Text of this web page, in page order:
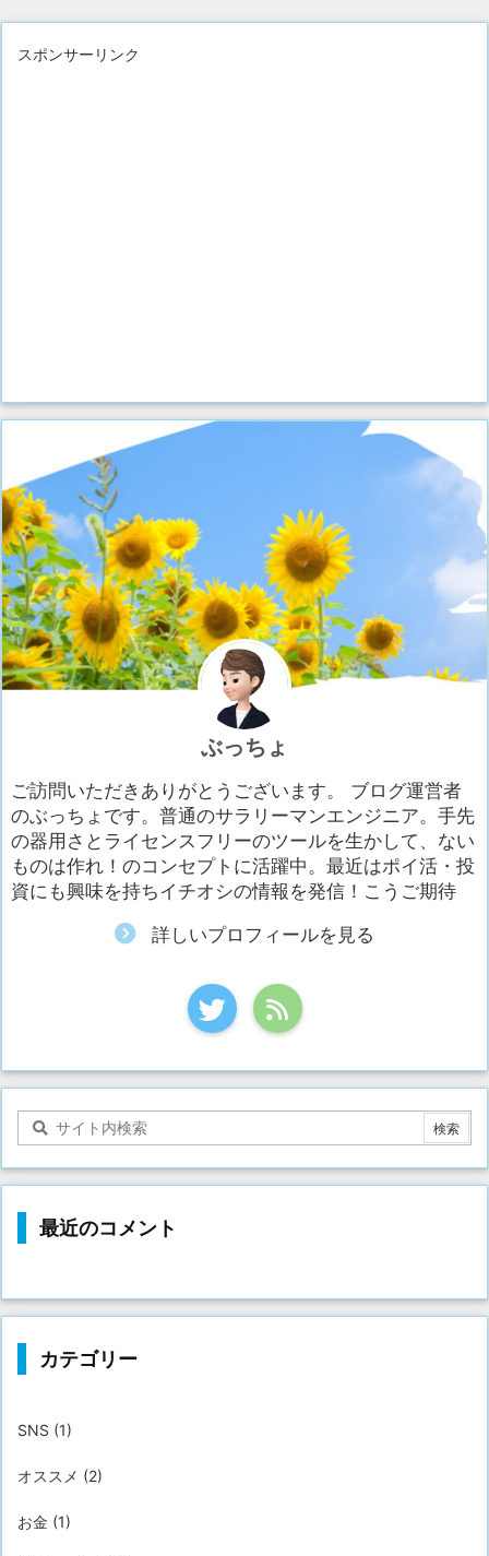
スポンサーリンク
ぶっちょ
ご訪問いただきありがとうございます。 ブログ運営者
のぶっちょです。普通のサラリーマンエンジニア。手先
の器用さとライセンスフリーのツールを生かして、ない
ものは作れ！のコンセプトに活躍中。最近はポイ活・投
資にも興味を持ちイチオシの情報を発信！こうご期待
詳しいプロフィールを見る
最近のコメント
カテゴリー
SNS (1)
オススメ (2)
お金 (1)